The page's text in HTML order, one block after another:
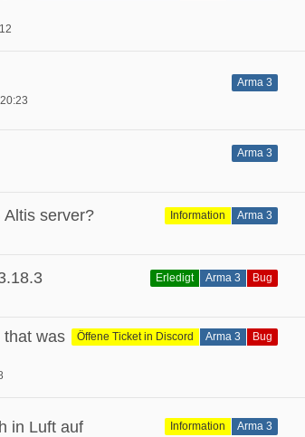
Arma 3
Arma 3
Information Arma 3
Altis server?
Erledigt Arma 3 Bug
Öffene Ticket in Discord Arma 3 Bug
that was
Information Arma 3
in Luft auf